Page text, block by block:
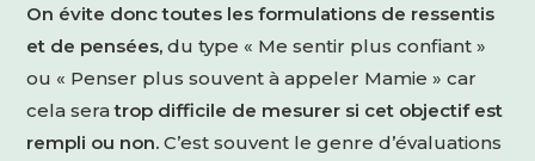
On évite donc toutes les formulations de ressentis
et de pensées, du type « Me sentir plus confiant »
ou « Penser plus souvent à appeler Mamie » car
cela seratrop difficile de mesurer si cet objectif est
rempli ou non. C’est souvent le genre d’évaluations